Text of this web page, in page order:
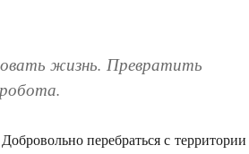
жизнь. Превратить
перебраться с территории